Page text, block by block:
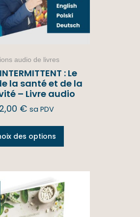
audio de livres
: Le
la santé et de la
– Livre audio
€ sa PDV
des options